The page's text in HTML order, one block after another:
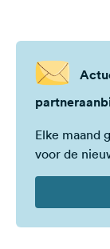
Elke maand
voor de